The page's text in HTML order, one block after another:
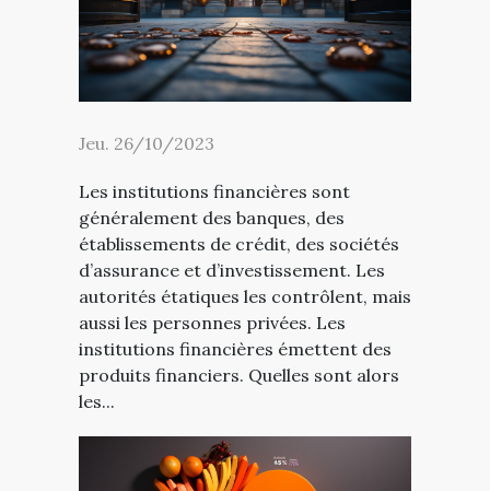
Jeu. 26/10/2023
Les institutions financières sont
généralement des banques, des
établissements de crédit, des sociétés
d’assurance et d’investissement. Les
autorités étatiques les contrôlent, mais
aussi les personnes privées. Les
institutions financières émettent des
produits financiers. Quelles sont alors
les...